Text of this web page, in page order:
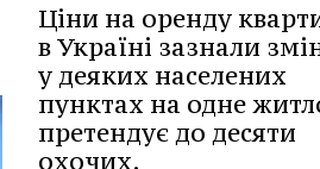
Ціни на оренду
в Україні зазнали
у деяких населених
пунктах на одне
претендує до десяти
охочих.